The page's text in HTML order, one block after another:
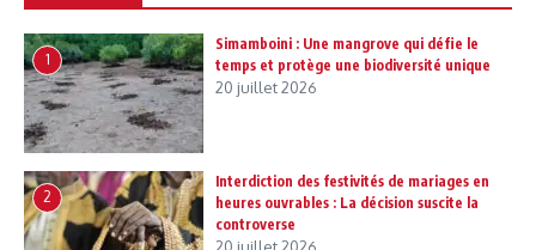
1
Simamboini : Une mangrove qui défie le
temps et protège une biodiversité unique
20 juillet 2026
2
Interdiction des festivités de mariages en
heures ouvrables : La décision suscite la
controverse
20 juillet 2026